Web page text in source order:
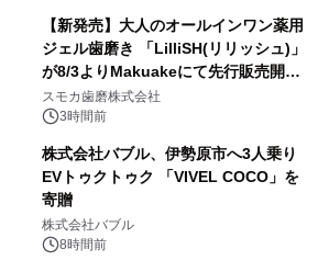
【新発売】大人のオールインワン薬用
ジェル歯磨き 「LilliSH(リリッシュ)」
が8/3よりMakuakeにて先行販売開
始！
スモカ歯磨株式会社
3時間前
株式会社バブル、伊勢原市へ3人乗り
EVトゥクトゥク 「VIVEL COCO」を
寄贈
株式会社バブル
8時間前